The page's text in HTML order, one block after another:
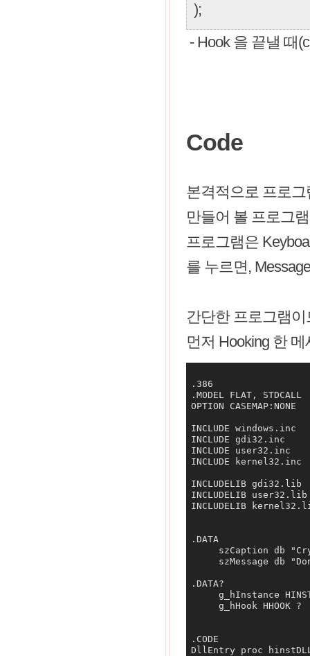
);
- Hook 을 끝낼 때
Code
본격적으로 프로
만들어 볼 프로그
프로그램은
를 누르면,
간단한 프로그램
먼저 Hooking 한
.386
.MODEL FLAT, STDCALL
OPTION CASEMAP:NONE
INCLUDE windows.inc
INCLUDE gdi32.inc
INCLUDE user32.inc
INCLUDE kernel32.inc
INCLUDELIB gdi32.lib
INCLUDELIB
INCLUDELIB
.DATA
szCaption db
szMessage db
.DATA?
g_hInstance
     g_hHook HHOOK ?
.CODE
DllEntry proc